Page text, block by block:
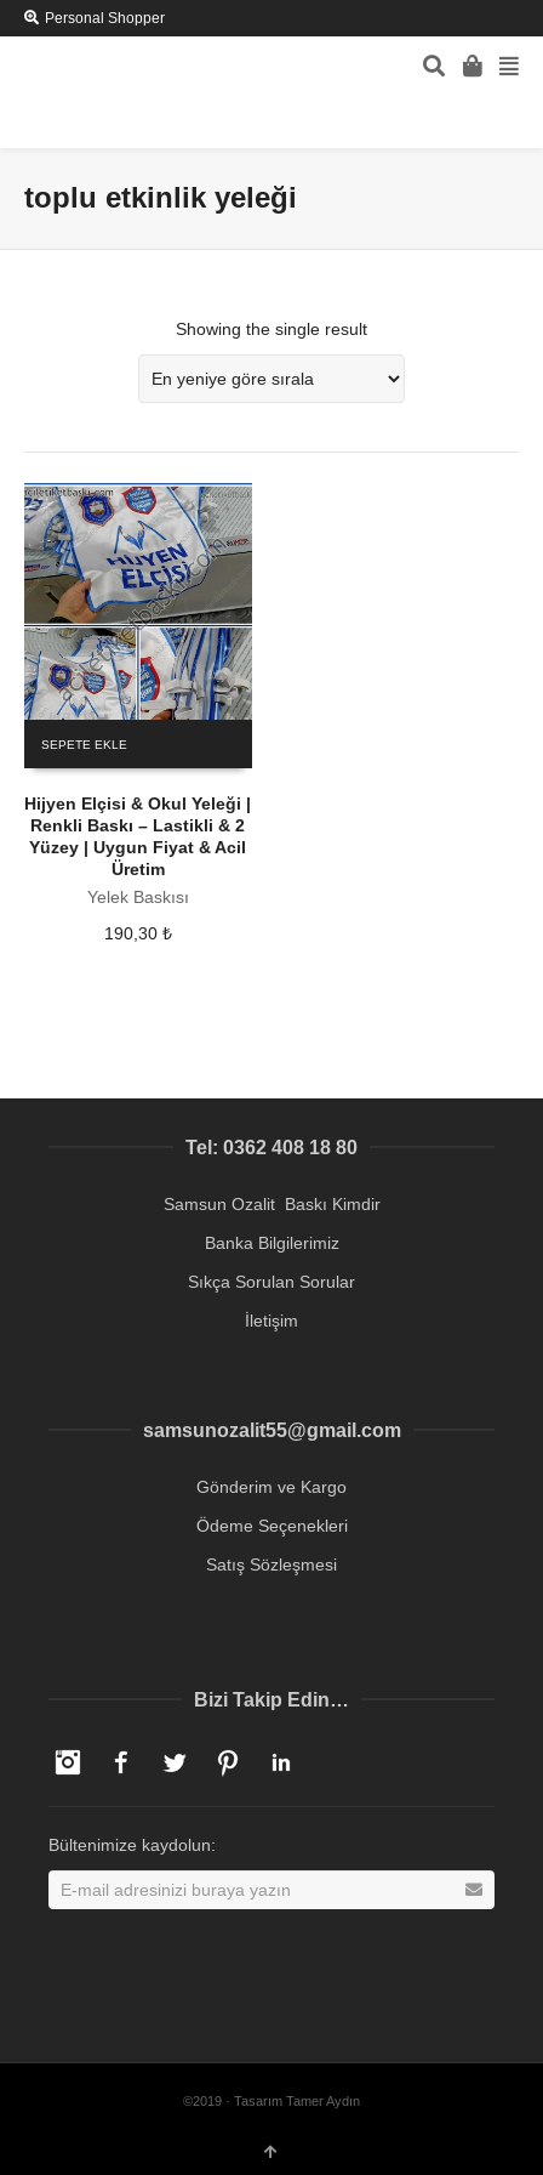
Personal Shopper
toplu etkinlik yeleği
Showing the single result
SEPETE EKLE
Hijyen Elçisi & Okul Yeleği |
Renkli Baskı – Lastikli & 2
Yüzey | Uygun Fiyat & Acil
Üretim
Yelek Baskısı
190,30 ₺
Tel: 0362 408 18 80
Samsun Ozalit Baskı Kimdir
Banka Bilgilerimiz
Sıkça Sorulan Sorular
İletişim
samsunozalit55@gmail.com
Gönderim ve Kargo
Ödeme Seçenekleri
Satış Sözleşmesi
Bizi Takip Edin…
InstagramFacebookTwitter Pinterest
Bültenimize kaydolun:
©2019 · Tasarım Tamer Aydın